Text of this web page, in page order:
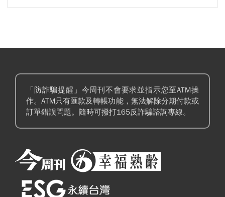
「防詐騙提醒」今周刊不會要求並指示您至ATM操
作。ATM只有匯款及轉帳功能，無法解除分期付款或
訂單錯誤問題。隨時可撥打165反詐騙諮詢專線。